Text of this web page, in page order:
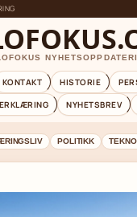
KONTAKT HISTORIE
NYHETSBREV
POLITIKK